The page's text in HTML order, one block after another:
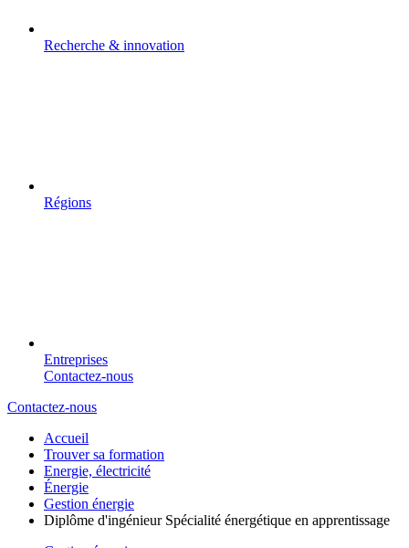
Recherche & innovation
Régions
Entreprises
Contactez-nous
Contactez-nous
Accueil
Trouver sa formation
Energie, électricité
Énergie
Gestion énergie
Diplôme d'ingénieur Spécialité énergétique en apprentissage